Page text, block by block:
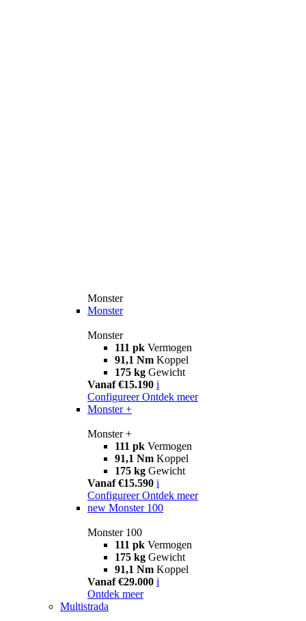
Monster
Monster
Monster
111 pk Vermogen
91,1 Nm Koppel
175 kg Gewicht
Vanaf €15.190 i
Configureer Ontdek meer
Monster +
Monster +
111 pk Vermogen
91,1 Nm Koppel
175 kg Gewicht
Vanaf €15.590 i
Configureer Ontdek meer
new Monster 100
Monster 100
111 pk Vermogen
175 kg Gewicht
91,1 Nm Koppel
Vanaf €29.000 i
Ontdek meer
Multistrada